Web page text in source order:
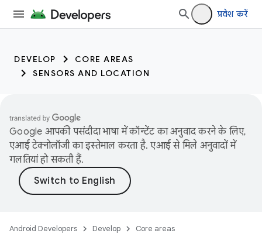
प्रवेश करें
DEVELOP
CORE AREAS
SENSORS AND LOCATION
Google आपकी पसंदीदा भाषा में कॉन्टेंट का अनुवाद करने के लिए,
एआई टेक्नोलॉजी का इस्तेमाल करता है. एआई से मिले अनुवादों में
गलतियां हो सकती हैं.
Android Developers Develop
Core areas